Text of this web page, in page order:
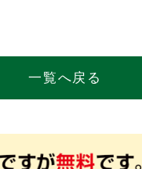
一覧へ戻る